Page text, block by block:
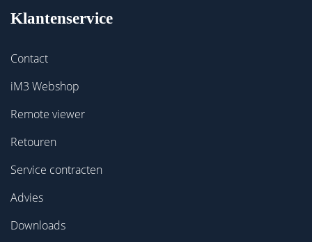
Klantenservice
Contact
iM3 Webshop
Remote viewer
Retouren
Service contracten
Advies
Downloads